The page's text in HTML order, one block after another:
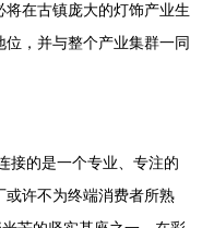
在古镇庞大的灯饰产业生
，并与整个产业集群一同
接的是一个专业、专注的
许不为终端消费者所熟